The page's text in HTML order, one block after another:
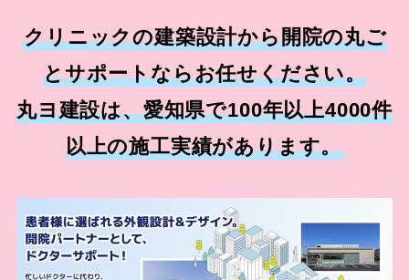
クリニックの建築設計から開院の丸ご
とサポートならお任せください。
丸ヨ建設は、愛知県で100年以上4000件
以上の施工実績があります。